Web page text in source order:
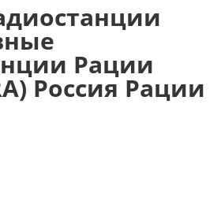
Рации
Россия Рации
для вас. Предлагаем аппаратуру для
заказ можно на сайте. Или